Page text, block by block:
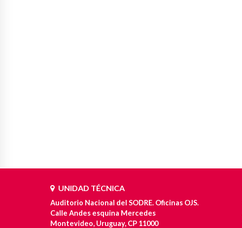
UNIDAD TÉCNICA
Auditorio Nacional del SODRE. Oficinas OJS.
Calle Andes esquina Mercedes
Montevideo, Uruguay, CP 11000